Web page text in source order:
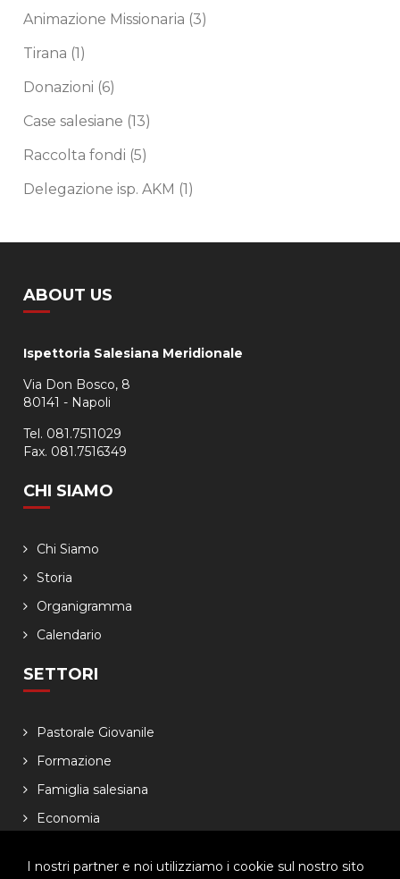
I nostri partner e noi utilizziamo i cookie sul nostro sito
Animazione Missionaria (3)
Tirana (1)
Donazioni (6)
Case salesiane (13)
Raccolta fondi (5)
Delegazione isp. AKM (1)
ABOUT US
Ispettoria Salesiana Meridionale
Via Don Bosco, 8
80141 - Napoli
Tel. 081.7511029
Fax. 081.7516349
CHI SIAMO
Chi Siamo
Storia
Organigramma
Calendario
SETTORI
Pastorale Giovanile
Formazione
Famiglia salesiana
Economia